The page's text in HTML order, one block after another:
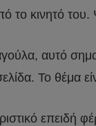
το κινητό
αυτό
Το θέμα
επειδή